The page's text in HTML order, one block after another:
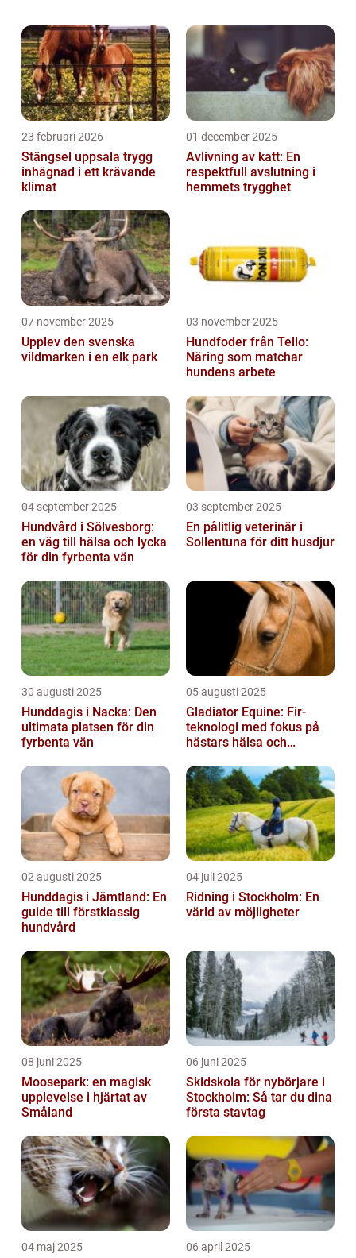
att leva ett friskt och ak...
23 februari 2026
Stängsel uppsala trygg
inhägnad i ett krävande
klimat
01 december 2025
Avlivning av katt: En
respektfull avslutning i
hemmets trygghet
07 november 2025
Upplev den svenska
vildmarken i en elk park
03 november 2025
Hundfoder från Tello:
Näring som matchar
hundens arbete
04 september 2025
Hundvård i Sölvesborg:
en väg till hälsa och lycka
för din fyrbenta vän
03 september 2025
En pålitlig veterinär i
Sollentuna för ditt husdjur
30 augusti 2025
Hunddagis i Nacka: Den
ultimata platsen för din
fyrbenta vän
05 augusti 2025
Gladiator Equine: Fir-
teknologi med fokus på
hästars hälsa och
02 augusti 2025
Hunddagis i Jämtland: En
guide till förstklassig
hundvård
04 juli 2025
Ridning i Stockholm: En
värld av möjligheter
08 juni 2025
Moosepark: en magisk
upplevelse i hjärtat av
Småland
06 juni 2025
Skidskola för nybörjare i
Stockholm: Så tar du dina
första stavtag
04 maj 2025 06 april 2025